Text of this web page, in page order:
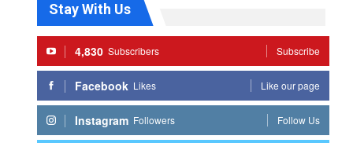
Stay With Us
4,830 Subscribers Subscribe
Facebook Likes Like our page
Instagram Followers Follow Us